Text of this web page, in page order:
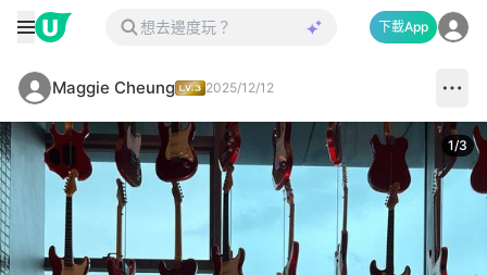
下載App
Maggie Cheung 2025/12/12
1/3